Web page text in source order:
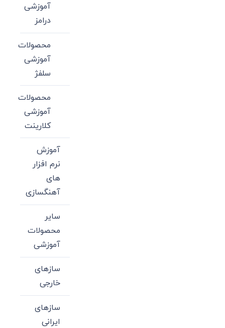
آموزشی
درامز
محصولات
آموزشی
سلفژ
محصولات
آموزشی
کلارینت
آموزش
نرم افزار
های
آهنگسازی
سایر
محصولات
آموزشی
سازهای
خارجی
سازهای
ایرانی